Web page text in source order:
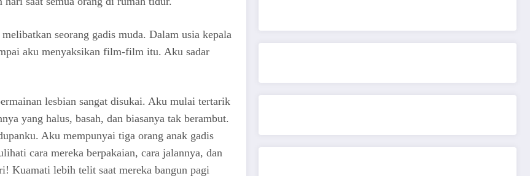
seorang gadis muda. Dalam usia kepala
aku menyaksikan film-film itu. Aku sadar
lesbian sangat disukai. Aku mulai tertarik
yang halus, basah, dan biasanya tak berambut.
Aku mempunyai tiga orang anak gadis
cara mereka berpakaian, cara jalannya, dan
Kuamati lebih telit saat mereka bangun pagi